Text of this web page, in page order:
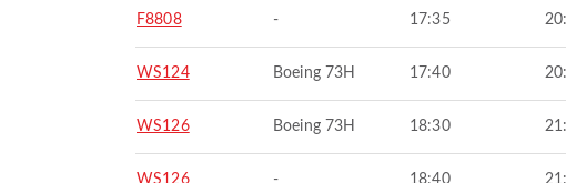
F8808 - 17:35
WS124 Boeing 73H 17:40
WS126 Boeing 73H 18:30